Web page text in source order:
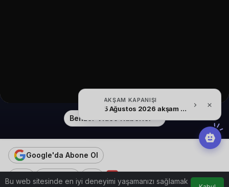
Benzer Video Haberler
Google'da Abone Ol
0 Paylaş
AKŞAM KAPANIŞI
5 Ağustos 2026 akşam Haber Bülteni
Bu web sitesinde en iyi deneyimi yaşamanızı sağlamak